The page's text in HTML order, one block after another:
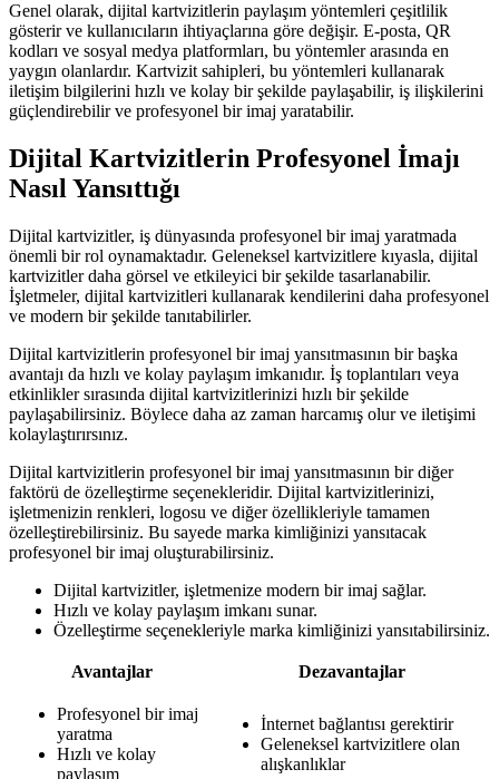
Genel olarak, dijital kartvizitlerin paylaşım yöntemleri çeşitlilik
gösterir ve kullanıcıların ihtiyaçlarına göre değişir. E-posta, QR
kodları ve sosyal medya platformları, bu yöntemler arasında en
yaygın olanlardır. Kartvizit sahipleri, bu yöntemleri kullanarak
iletişim bilgilerini hızlı ve kolay bir şekilde paylaşabilir, iş ilişkilerini
güçlendirebilir ve profesyonel bir imaj yaratabilir.
Dijital Kartvizitlerin Profesyonel İmajı
Nasıl Yansıttığı
Dijital kartvizitler, iş dünyasında profesyonel bir imaj yaratmada
önemli bir rol oynamaktadır. Geleneksel kartvizitlere kıyasla, dijital
kartvizitler daha görsel ve etkileyici bir şekilde tasarlanabilir.
İşletmeler, dijital kartvizitleri kullanarak kendilerini daha profesyonel
ve modern bir şekilde tanıtabilirler.
Dijital kartvizitlerin profesyonel bir imaj yansıtmasının bir başka
avantajı da hızlı ve kolay paylaşım imkanıdır. İş toplantıları veya
etkinlikler sırasında dijital kartvizitlerinizi hızlı bir şekilde
paylaşabilirsiniz. Böylece daha az zaman harcamış olur ve iletişimi
kolaylaştırırsınız.
Dijital kartvizitlerin profesyonel bir imaj yansıtmasının bir diğer
faktörü de özelleştirme seçenekleridir. Dijital kartvizitlerinizi,
işletmenizin renkleri, logosu ve diğer özellikleriyle tamamen
özelleştirebilirsiniz. Bu sayede marka kimliğinizi yansıtacak
profesyonel bir imaj oluşturabilirsiniz.
Dijital kartvizitler, işletmenize modern bir imaj sağlar.
Hızlı ve kolay paylaşım imkanı sunar.
Özelleştirme seçenekleriyle marka kimliğinizi yansıtabilirsiniz.
Avantajlar Dezavantajlar
Profesyonel bir imaj
yaratma
Hızlı ve kolay
paylaşım
İnternet bağlantısı gerektirir
Geleneksel kartvizitlere olan
alışkanlıklar